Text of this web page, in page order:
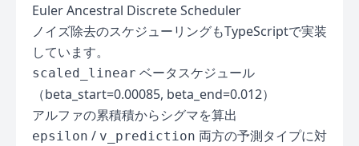
Euler Ancestral Discrete Scheduler
ノイズ除去のスケジューリングもTypeScriptで実装
しています。
scaled_linear ベータスケジュール
（beta_start=0.00085, beta_end=0.012）
アルファの累積積からシグマを算出
epsilon / v_prediction 両方の予測タイプに対